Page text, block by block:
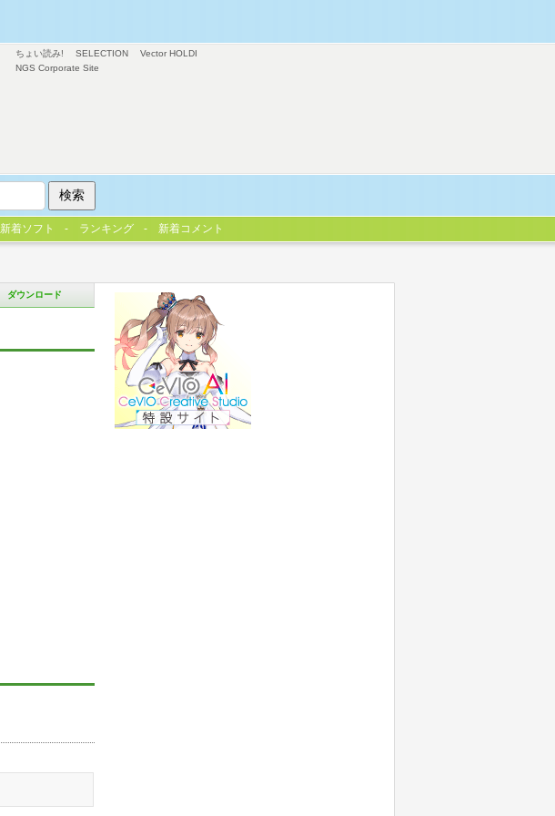
ダウンロード
ちょい読み! SELECTION
Vector HOLDI
NGS Corporate Site
新着ソフト ランキング 新着コメント